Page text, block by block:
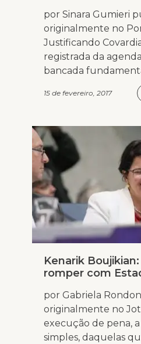
por Sinara Gumieri
originalmente no
Justificando
registrada da
bancada
15 de fevereiro, 2017
Kenarik
romper com
por Gabriela
originalmente no
execução de pena,
simples, daquelas